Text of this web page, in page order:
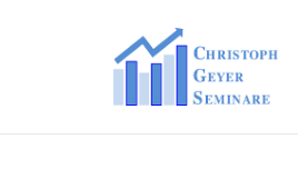
Home